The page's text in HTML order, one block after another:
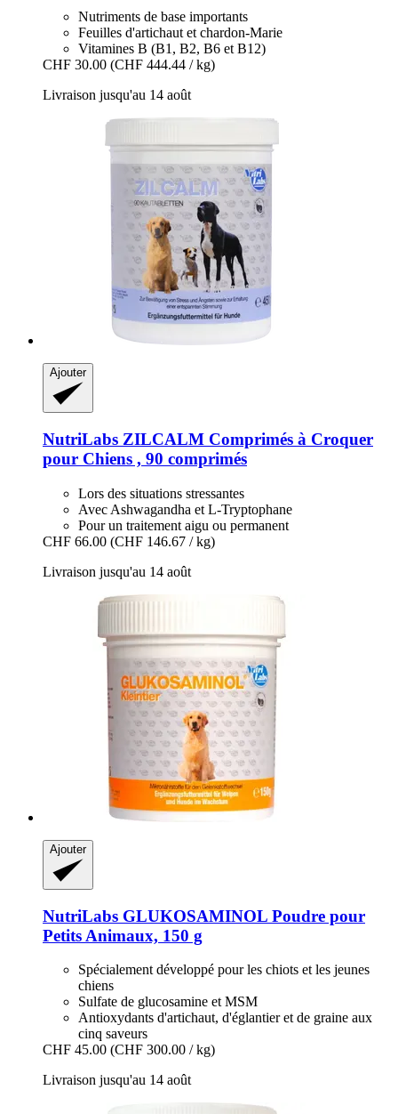
Nutriments de base importants
Feuilles d'artichaut et chardon-Marie
Vitamines B (B1, B2, B6 et B12)
CHF 30.00 (CHF 444.44 / kg)
Livraison jusqu'au 14 août
Ajouter
NutriLabs ZILCALM Comprimés à Croquer
pour Chiens , 90 comprimés
Lors des situations stressantes
Avec Ashwagandha et L-Tryptophane
Pour un traitement aigu ou permanent
CHF 66.00 (CHF 146.67 / kg)
Livraison jusqu'au 14 août
Ajouter
NutriLabs GLUKOSAMINOL Poudre pour
Petits Animaux, 150 g
Spécialement développé pour les chiots et les jeunes
chiens
Sulfate de glucosamine et MSM
Antioxydants d'artichaut, d'églantier et de graine aux
cinq saveurs
CHF 45.00 (CHF 300.00 / kg)
Livraison jusqu'au 14 août